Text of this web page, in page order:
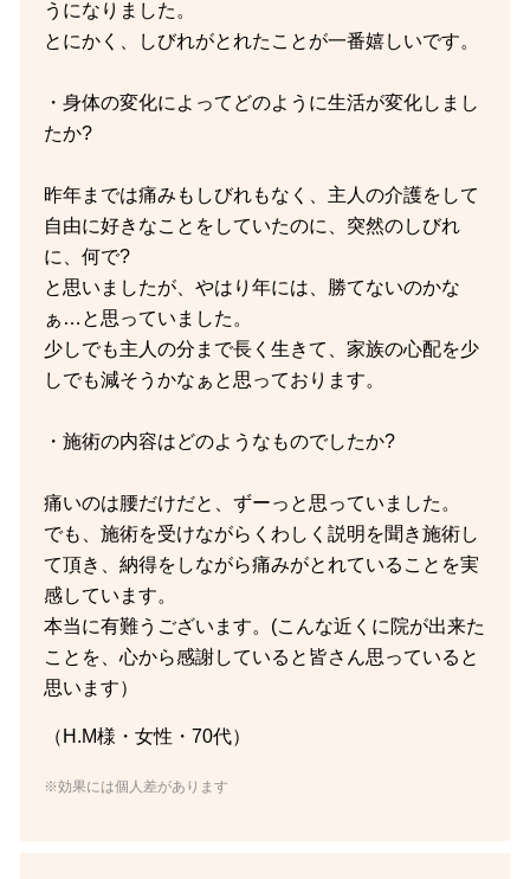
うになりました。
とにかく、しびれがとれたことが一番嬉しいです。
・身体の変化によってどのように生活が変化しまし
たか?
昨年までは痛みもしびれもなく、主人の介護をして
自由に好きなことをしていたのに、突然のしびれ
に、何で?
と思いましたが、やはり年には、勝てないのかな
ぁ…と思っていました。
少しでも主人の分まで長く生きて、家族の心配を少
しでも減そうかなぁと思っております。
・施術の内容はどのようなものでしたか?
痛いのは腰だけだと、ずーっと思っていました。
でも、施術を受けながらくわしく説明を聞き施術し
て頂き、納得をしながら痛みがとれていることを実
感しています。
本当に有難うございます。(こんな近くに院が出来た
ことを、心から感謝していると皆さん思っていると
思います）
（H.M様・女性・70代）
※効果には個人差があります